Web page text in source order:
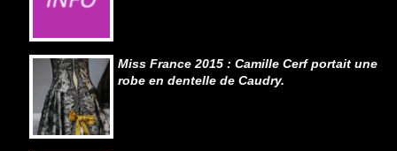
Miss France 2015 : Camille Cerf portait une
robe en dentelle de Caudry.